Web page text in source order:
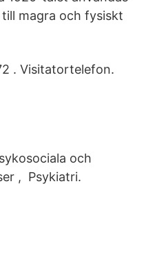
magra och fysiskt
. Visitatortelefon.
och
, Psykiatri.